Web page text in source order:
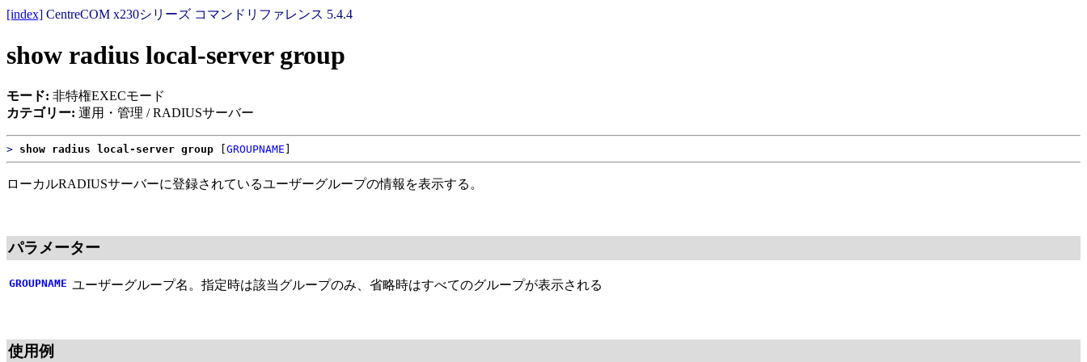
[index] CentreCOM x230シリーズ コマンドリファレンス 5.4.4
show radius local-server group
モード: 非特権EXECモード
カテゴリー: 運用・管理 / RADIUSサーバー
> show radius local-server group GROUPNAME
ローカルRADIUSサーバーに登録されているユーザーグループの情報を表示する。
パラメーター
GROUPNAME ユーザーグループ名。指定時は該当グループのみ、省略時はすべてのグループが表示される
使用例